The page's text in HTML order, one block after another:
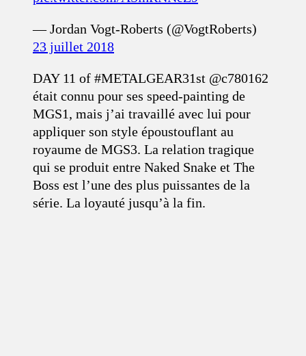
— Jordan Vogt-Roberts (@VogtRoberts)
23 juillet 2018
DAY 11 of #METALGEAR31st @c780162
était connu pour ses speed-painting de
MGS1, mais j’ai travaillé avec lui pour
appliquer son style époustouflant au
royaume de MGS3. La relation tragique
qui se produit entre Naked Snake et The
Boss est l’une des plus puissantes de la
série. La loyauté jusqu’à la fin.